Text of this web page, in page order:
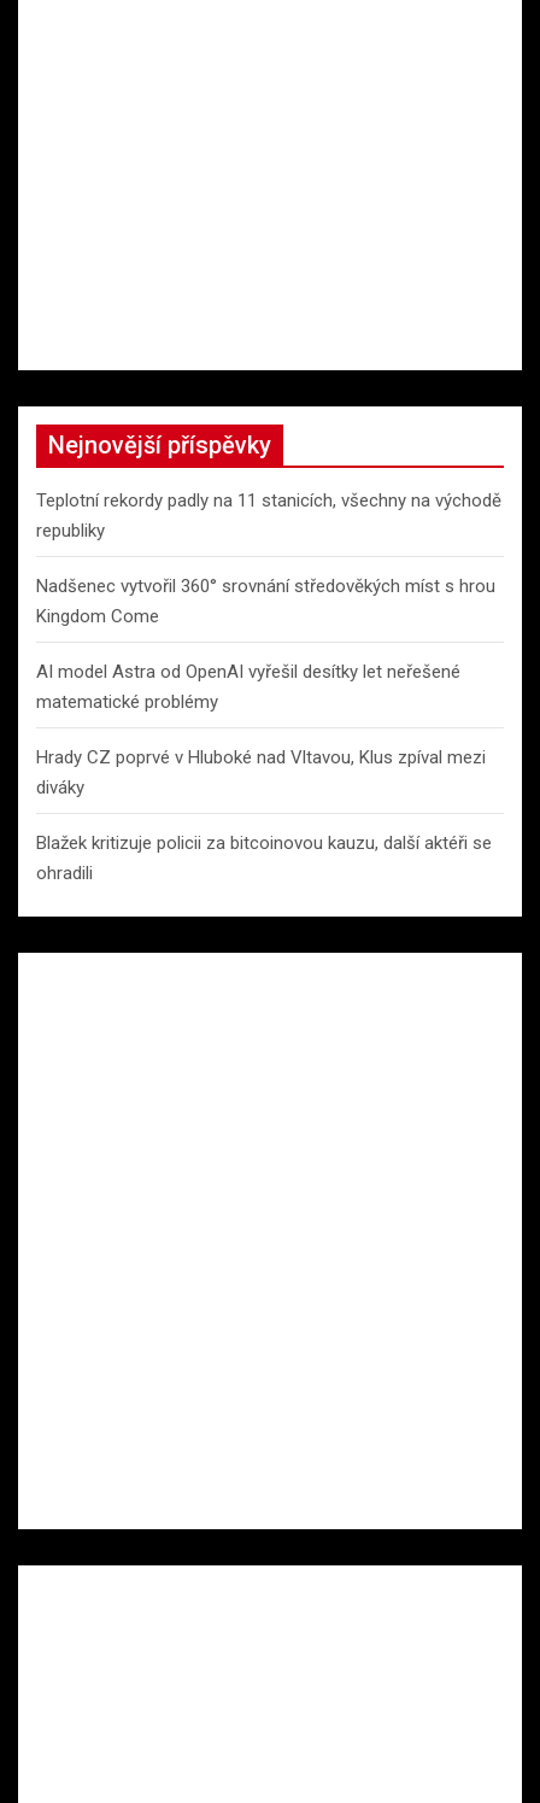
Nejnovější příspěvky
Teplotní rekordy padly na 11 stanicích, všechny na východě
republiky
Nadšenec vytvořil 360° srovnání středověkých míst s hrou
Kingdom Come
AI model Astra od OpenAI vyřešil desítky let neřešené
matematické problémy
Hrady CZ poprvé v Hluboké nad Vltavou, Klus zpíval mezi
diváky
Blažek kritizuje policii za bitcoinovou kauzu, další aktéři se
ohradili